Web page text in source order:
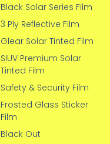
Black Solar Series Film
3 Ply Reflective Film
Glear Solar Tinted Film
SIUV Premium Solar
Tinted Film
Safety & Security Film
Frosted Glass Sticker
Film
Black Out